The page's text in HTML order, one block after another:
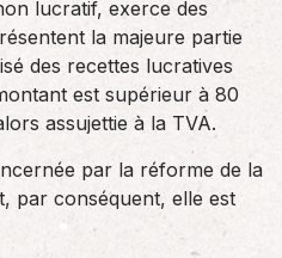
lucratif, exerce des
la majeure partie
des recettes lucratives
est supérieur à 80
assujettie à la TVA.
par la réforme de la
par conséquent, elle est